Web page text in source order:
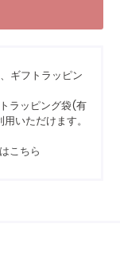
ギフトラッピン
ラッピング袋(有
いただけます。
こちら